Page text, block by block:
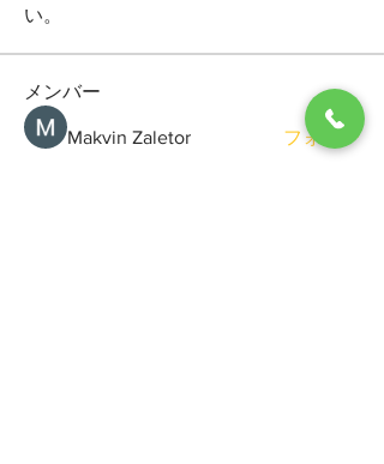
い。
メンバー
Makvin Zaletor フォロー